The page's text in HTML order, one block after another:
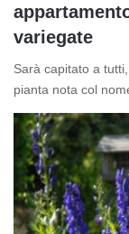
variegate
Sarà capitato a
pianta nota col